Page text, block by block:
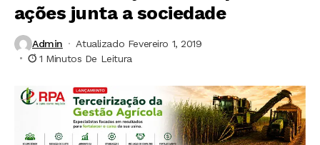
ações junta a sociedade
Admin
Atualizado Fevereiro 1, 2019
1 Minutos De Leitura